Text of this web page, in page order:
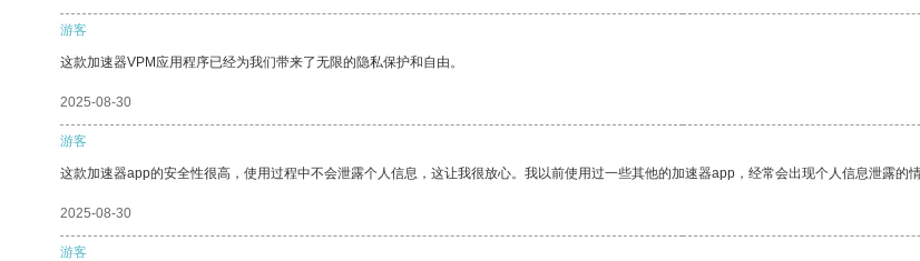
游客
这款加速器VPM应用程序已经为我们带来了无限的隐私保护和自由。
2025-08-30
游客
这款加速器app的安全性很高，使用过程中不会泄露个人信息，这让我很放心。我以前使用过一些其他的加速器app，经常会出现个人信息泄露的
2025-08-30
游客